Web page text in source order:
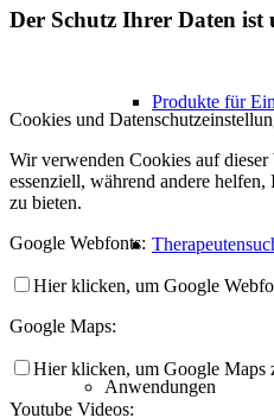
Produkte für
Anwendungen
Der Schutz Ihrer Daten ist
Cookies und
Wir verwenden Cookies auf
essenziell, während andere
zu bieten.
Google Webfonts:
Hier klicken, um Google
Google Maps:
Hier klicken, um Google Maps
Youtube Videos: